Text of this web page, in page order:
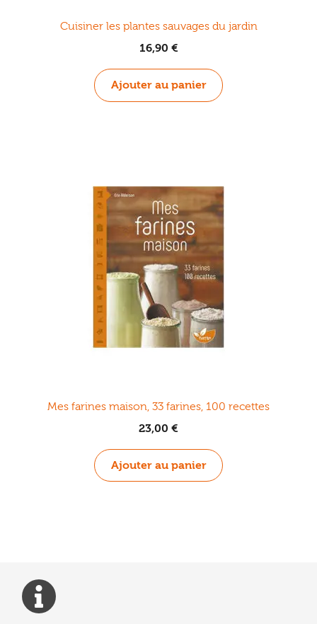
Cuisiner les plantes sauvages du jardin
16,90 €
Ajouter au panier
Mes farines maison, 33 farines, 100 recettes
23,00 €
Ajouter au panier